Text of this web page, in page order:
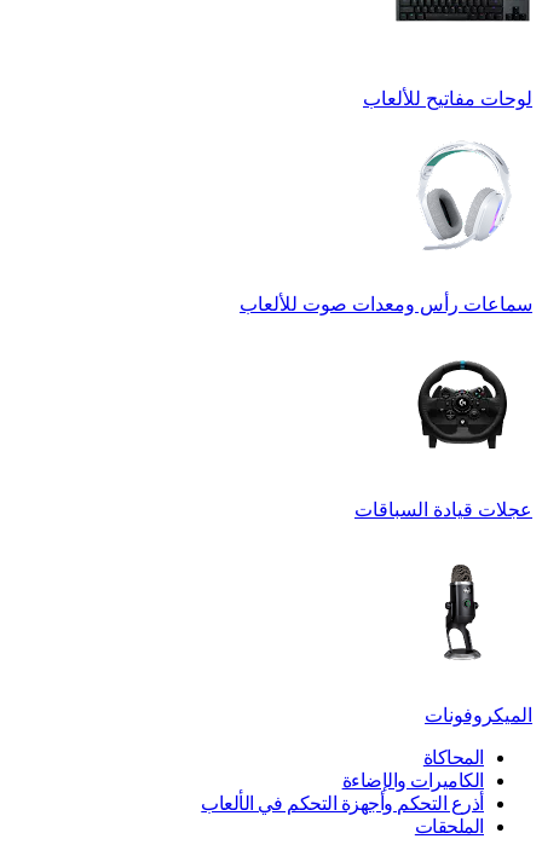
لوحات مفاتيح للألعاب
سماعات رأس ومعدات صوت للألعاب
عجلات قيادة السباقات
الميكروفونات
المحاكاة
الكاميرات والإضاءة
أذرع التحكم وأجهزة التحكم في الألعاب
الملحقات